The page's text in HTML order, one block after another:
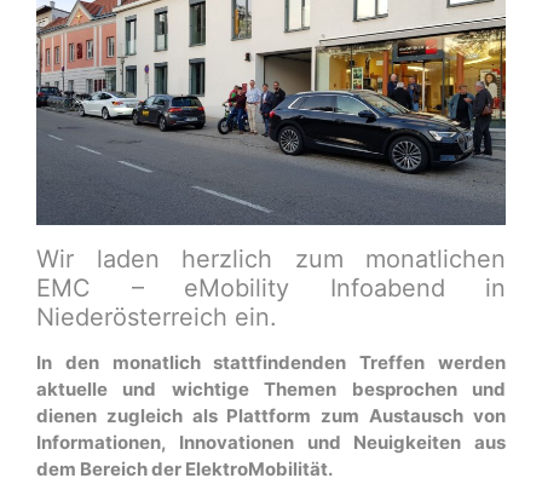
Wir laden herzlich zum monatlichen
EMC – eMobility Infoabend in
Niederösterreich ein.
In den monatlich stattfindenden Treffen werden
aktuelle und wichtige Themen besprochen und
dienen zugleich als Plattform zum Austausch von
Informationen, Innovationen und Neuigkeiten aus
dem Bereich der ElektroMobilität.